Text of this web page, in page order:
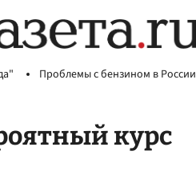
Проблемы с бензином в России
курс